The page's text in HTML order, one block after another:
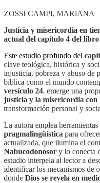
ZOSSI CAMPI, MARIANA
Justicia y misericordia en
actual del capítulo 4 del
Este estudio profundo del
clave teológica, histórica y
injusticia, pobreza y abuso de
bíblica como el mundo
versículo 24, emerge una
justicia y la misericordia con
transformación personal y
La autora emplea herramientas
pragmalingüística para
actualizada, que ilumina el
Nabucodonosor y lo conecta
estudio interpela al lector a
identificar los mecanismos de
donde Dios se revela en